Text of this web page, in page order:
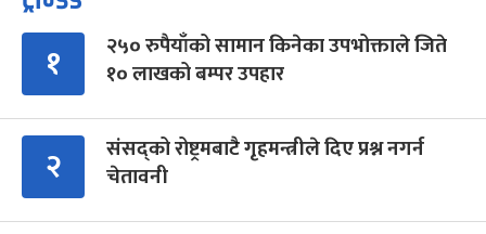
१
२५० रुपैयाँको सामान किनेका उपभोक्ताले जिते
१० लाखको बम्पर उपहार
२
संसद्को रोष्ट्रमबाटै गृहमन्त्रीले दिए प्रश्न नगर्न
चेतावनी